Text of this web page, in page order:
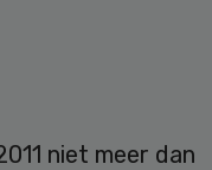
niet meer dan